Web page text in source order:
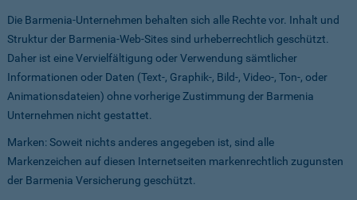
Die Barmenia-Unternehmen behalten sich alle Rechte vor. Inhalt und
Struktur der Barmenia-Web-Sites sind urheberrechtlich geschützt.
Daher ist eine Vervielfältigung oder Verwendung sämtlicher
Informationen oder Daten (Text-, Graphik-, Bild-, Video-, Ton-, oder
Animationsdateien) ohne vorherige Zustimmung der Barmenia
Unternehmen nicht gestattet.
Marken: Soweit nichts anderes angegeben ist, sind alle
Markenzeichen auf diesen Internetseiten markenrechtlich zugunsten
der Barmenia Versicherung geschützt.